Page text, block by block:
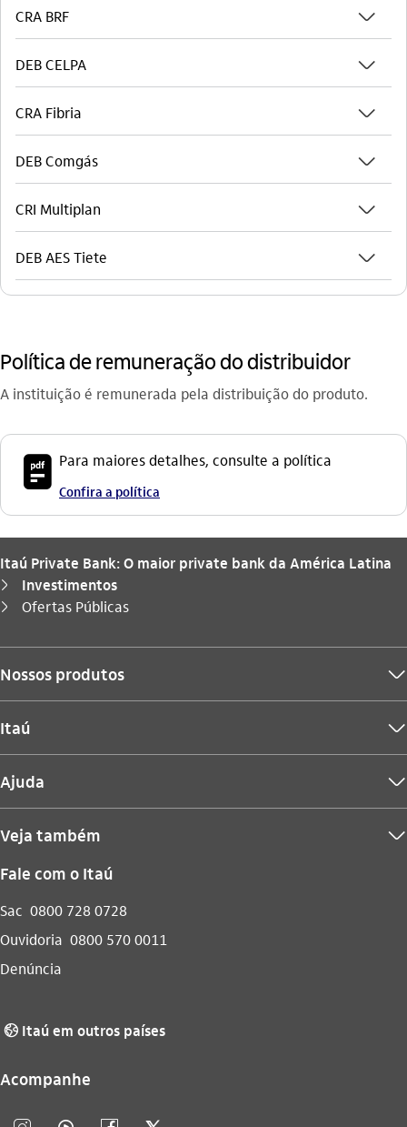
CRA BRF seta_baixo
DEB CELPA seta_baixo
CRA Fibria seta_baixo
DEB Comgás seta_baixo
CRI Multiplan seta_baixo
DEB AES Tiete seta_baixo
Política de remuneração do distribuidor
A instituição é remunerada pela distribuição do produto.
icon-itaufonts_pdf Para maiores detalhes, consulte a política
Confira a política
Itaú Private Bank: O maior private bank da América Latina
seta_direita Investimentos
seta_direita
Você está aqui:
Ofertas Públicas
Nossos produtos seta_baixo
Itaú seta_baixo
Ajuda seta_baixo
Veja também seta_baixo
Fale com o Itaú
Sac 0800 728 0728
Ouvidoria 0800 570 0011
Denúncia
globo_outline Itaú em outros países
Acompanhe